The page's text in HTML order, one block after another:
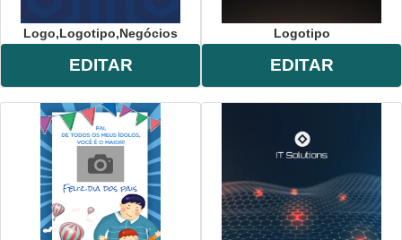
Logo,logotipo,negócios
EDITAR
Logotipo
EDITAR